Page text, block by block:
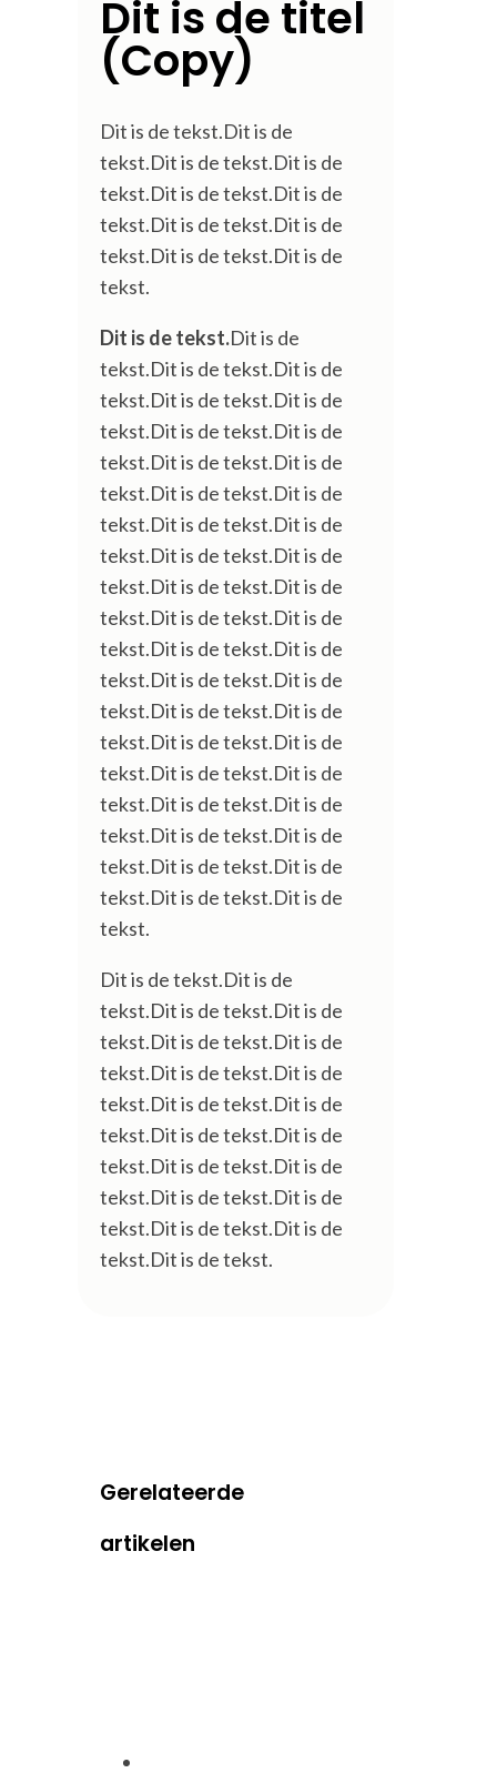
Dit is de titel
(Copy)
Dit is de tekst.Dit is de
tekst.Dit is de tekst.Dit is de
tekst.Dit is de tekst.Dit is de
tekst.Dit is de tekst.Dit is de
tekst.Dit is de tekst.Dit is de
tekst.
Dit is de tekst.Dit is de
tekst.Dit is de tekst.Dit is de
tekst.Dit is de tekst.Dit is de
tekst.Dit is de tekst.Dit is de
tekst.Dit is de tekst.Dit is de
tekst.Dit is de tekst.Dit is de
tekst.Dit is de tekst.Dit is de
tekst.Dit is de tekst.Dit is de
tekst.Dit is de tekst.Dit is de
tekst.Dit is de tekst.Dit is de
tekst.Dit is de tekst.Dit is de
tekst.Dit is de tekst.Dit is de
tekst.Dit is de tekst.Dit is de
tekst.Dit is de tekst.Dit is de
tekst.Dit is de tekst.Dit is de
tekst.Dit is de tekst.Dit is de
tekst.Dit is de tekst.Dit is de
tekst.Dit is de tekst.Dit is de
tekst.Dit is de tekst.Dit is de
tekst.
Dit is de tekst.Dit is de
tekst.Dit is de tekst.Dit is de
tekst.Dit is de tekst.Dit is de
tekst.Dit is de tekst.Dit is de
tekst.Dit is de tekst.Dit is de
tekst.Dit is de tekst.Dit is de
tekst.Dit is de tekst.Dit is de
tekst.Dit is de tekst.Dit is de
tekst.Dit is de tekst.Dit is de
tekst.Dit is de tekst.
Gerelateerde
artikelen